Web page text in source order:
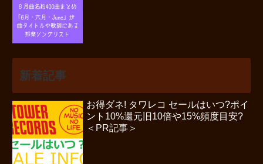
新着記事
お得ダネ! タワレコ セールはいつ?ポイ
ント10%還元旧10倍や15%頻度目安?
＜PR記事＞